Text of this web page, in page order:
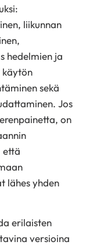
liikunnan
hedelmien ja
käytön
sekä
Jos
on
että
lähes yhden
erilaisten
versioina